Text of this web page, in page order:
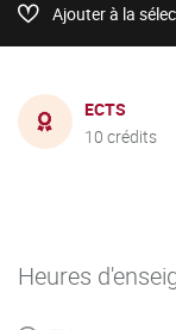
Ajouter à la
ECTS
10 crédits
Heures